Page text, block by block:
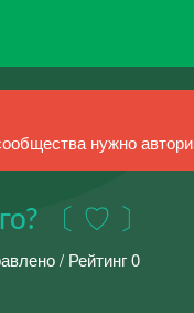
нужно
〔 ♡ 〕
/ Рейтинг 0